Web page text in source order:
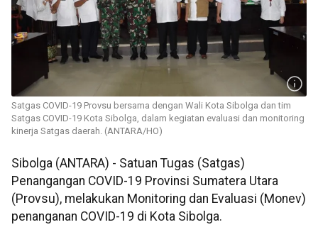
Satgas COVID-19 Provsu bersama dengan Wali Kota Sibolga dan tim
Satgas COVID-19 Kota Sibolga, dalam kegiatan evaluasi dan monitoring
kinerja Satgas daerah. (ANTARA/HO)
Sibolga (ANTARA) - Satuan Tugas (Satgas)
Penangangan COVID-19 Provinsi Sumatera Utara
(Provsu), melakukan Monitoring dan Evaluasi (Monev)
penanganan COVID-19 di Kota Sibolga.